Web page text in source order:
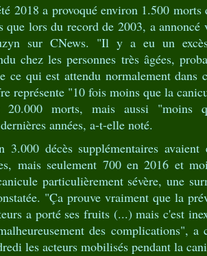
2018 a provoqué environ 1.500
que lors du record de 2003, a
sur CNews. "Il y a eu un
chez les personnes très âgées,
ce qui est attendu normalement dans
représente "10 fois moins que la
morts, mais aussi "moins
années, a-t-elle noté.
3.000 décès supplémentaires avaient
mais seulement 700 en 2016 et
particulièrement sévère, une
"Ça prouve vraiment que la
a porté ses fruits (...) mais c'est
des complications",
les acteurs mobilisés pendant la